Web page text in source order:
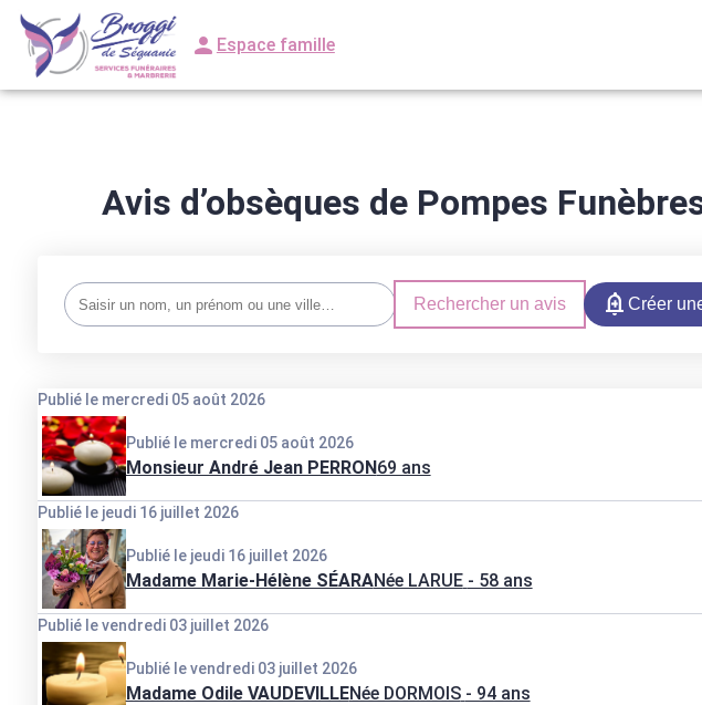
Espace famille
NOS SERVICES ARTICLES FUNÉRAIRESNOS AGENCES
Avis d’obsèques de Pompes
Rechercher un avis Créer
Publié le mercredi 05 août 2026
Publié le mercredi 05 août 2026
Monsieur André Jean PERRON69 ans
Publié le jeudi 16 juillet 2026
Publié le jeudi 16 juillet 2026
Madame Marie-Hélène SÉARANée LARUE - 58 ans
Publié le vendredi 03 juillet 2026
Publié le vendredi 03 juillet 2026
Madame Odile VAUDEVILLENée DORMOIS - 94 ans